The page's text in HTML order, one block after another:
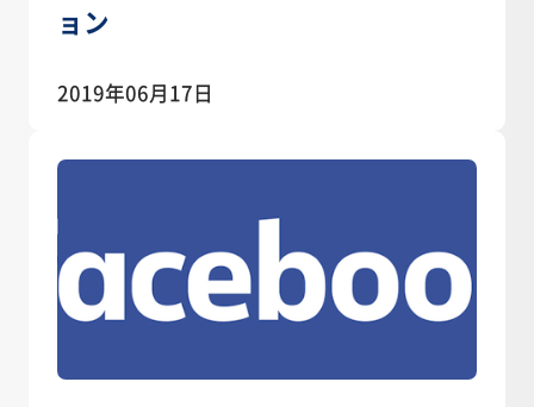
ョン
2019年06月17日